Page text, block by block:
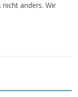
anders. Wir